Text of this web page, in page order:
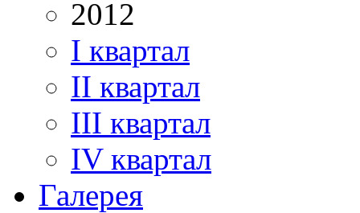
2012
I квартал
II квартал
III квартал
IV квартал
Галерея